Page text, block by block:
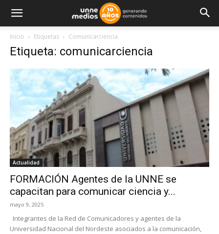
Inicio Etiquetas Comunicarciencia
Etiqueta: comunicarciencia
Actualidad
FORMACIÓN Agentes de la UNNE se
capacitan para comunicar ciencia y...
mayo 9, 2025
Integrantes de la Red de Comunicadores y agentes de la
Universidad Nacional del Nordeste asociados a la comunicación,